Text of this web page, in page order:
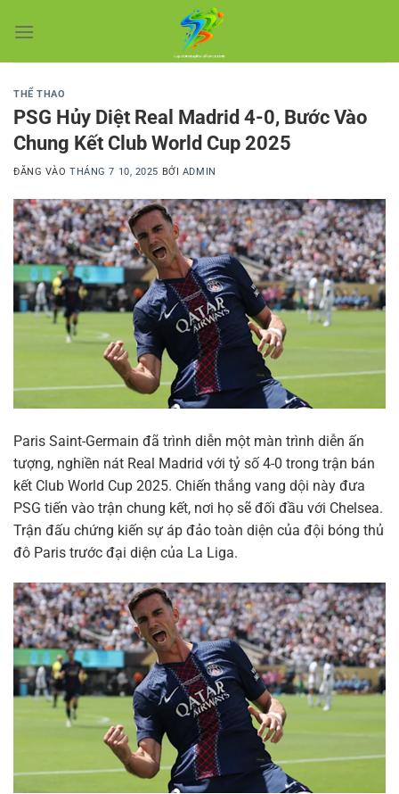
qua
THỂ THAO
PSG Hủy Diệt Real Madrid 4-0, Bước Vào
Chung Kết Club World Cup 2025
ĐĂNG VÀOTHÁNG 7 10, 2025 BỞI ADMIN
Paris Saint-Germain đã trình diễn một màn trình diễn ấn
tượng, nghiền nát Real Madrid với tỷ số 4-0 trong trận bán
kết Club World Cup 2025. Chiến thắng vang dội này đưa
PSG tiến vào trận chung kết, nơi họ sẽ đối đầu với Chelsea.
Trận đấu chứng kiến sự áp đảo toàn diện của đội bóng thủ
đô Paris trước đại diện của La Liga.